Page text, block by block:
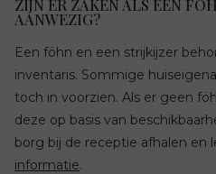
ZIJN ER ZAKEN ALS EEN
AANWEZIG?
Een föhn en een strijkijzer
inventaris. Sommige
toch in voorzien. Als er geen
deze op basis van
borg bij de receptie afhalen en
informatie.